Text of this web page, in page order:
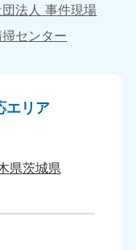
徳島県
9898
9897
法人 事件現場
センター
エリア
県茨城県